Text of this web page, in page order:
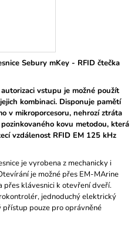
Sebury mKey - RFID čtečka
vstupu je možné použít
kombinaci. Disponuje pamětí
v mikroporcesoru, nehrozí ztráta
kovu metodou, která
vzdálenost RFID EM 125 kHz
je vyrobena z mechanicky i
je možné přes EM-MArine
přes klávesnici k otevření dveří.
jednoduchý elektrický
pouze pro oprávněné